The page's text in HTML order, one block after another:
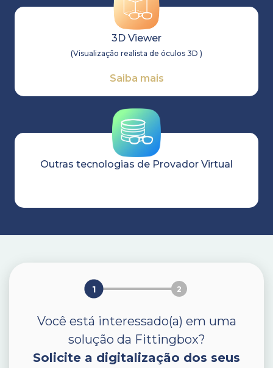
3D Viewer
(Visualização realista de óculos 3D )
Saiba mais
Outras tecnologias de Provador Virtual
1 2
Você está interessado(a) em uma
solução da Fittingbox?
Solicite a digitalização dos seus